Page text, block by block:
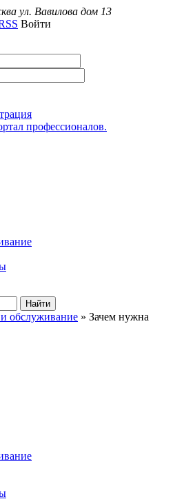
ул. Вавилова дом 13
Войти
профессионалов.
Найти
обслуживание » Зачем нужна